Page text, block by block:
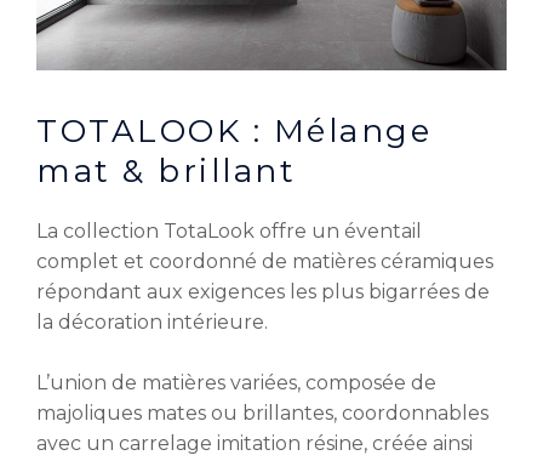
TOTALOOK : Mélange
mat & brillant
La collection TotaLook offre un éventail
complet et coordonné de matières céramiques
répondant aux exigences les plus bigarrées de
la décoration intérieure.
L’union de matières variées, composée de
majoliques mates ou brillantes, coordonnables
avec un carrelage imitation résine, créée ainsi